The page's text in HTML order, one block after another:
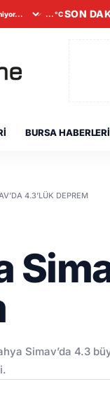
...°CSON
BURSA HABERLERI
4.3’LÜK DEPREM
Simav’da 4.3